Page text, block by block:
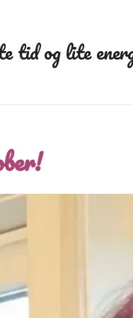
tid og lite